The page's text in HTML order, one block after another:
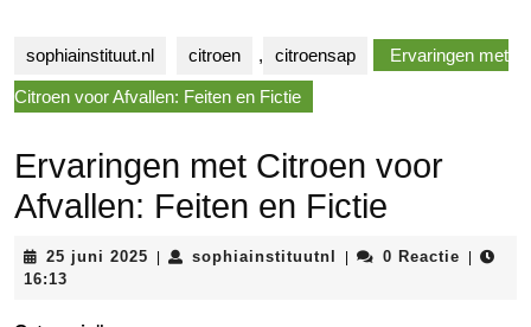
sophiainstituut.nl citroen , citroensap Ervaringen met
Citroen voor Afvallen: Feiten en Fictie
Ervaringen met Citroen voor
Afvallen: Feiten en Fictie
25 juni 2025 25
sophiainstituutnl sophiainstituutnl
0 Reactie
16:13